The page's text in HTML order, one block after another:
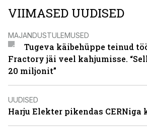
VIIMASED UUDISED
MAJANDUSTULEMUSED
Tugeva käibehüppe teinud
Fractory jäi veel kahjumisse.
20 miljonit”
UUDISED
Harju Elekter pikendas